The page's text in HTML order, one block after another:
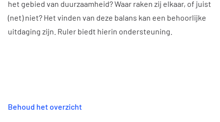
het gebied van duurzaamheid? Waar raken zij elkaar, of juist
(net) niet? Het vinden van deze balans kan een behoorlijke
uitdaging zijn. Ruler biedt hierin ondersteuning.
Behoud het overzicht